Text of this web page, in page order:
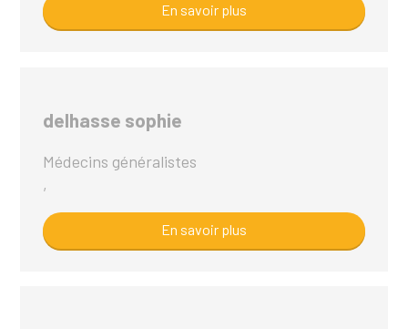
En savoir plus
delhasse sophie
Médecins généralistes
,
En savoir plus